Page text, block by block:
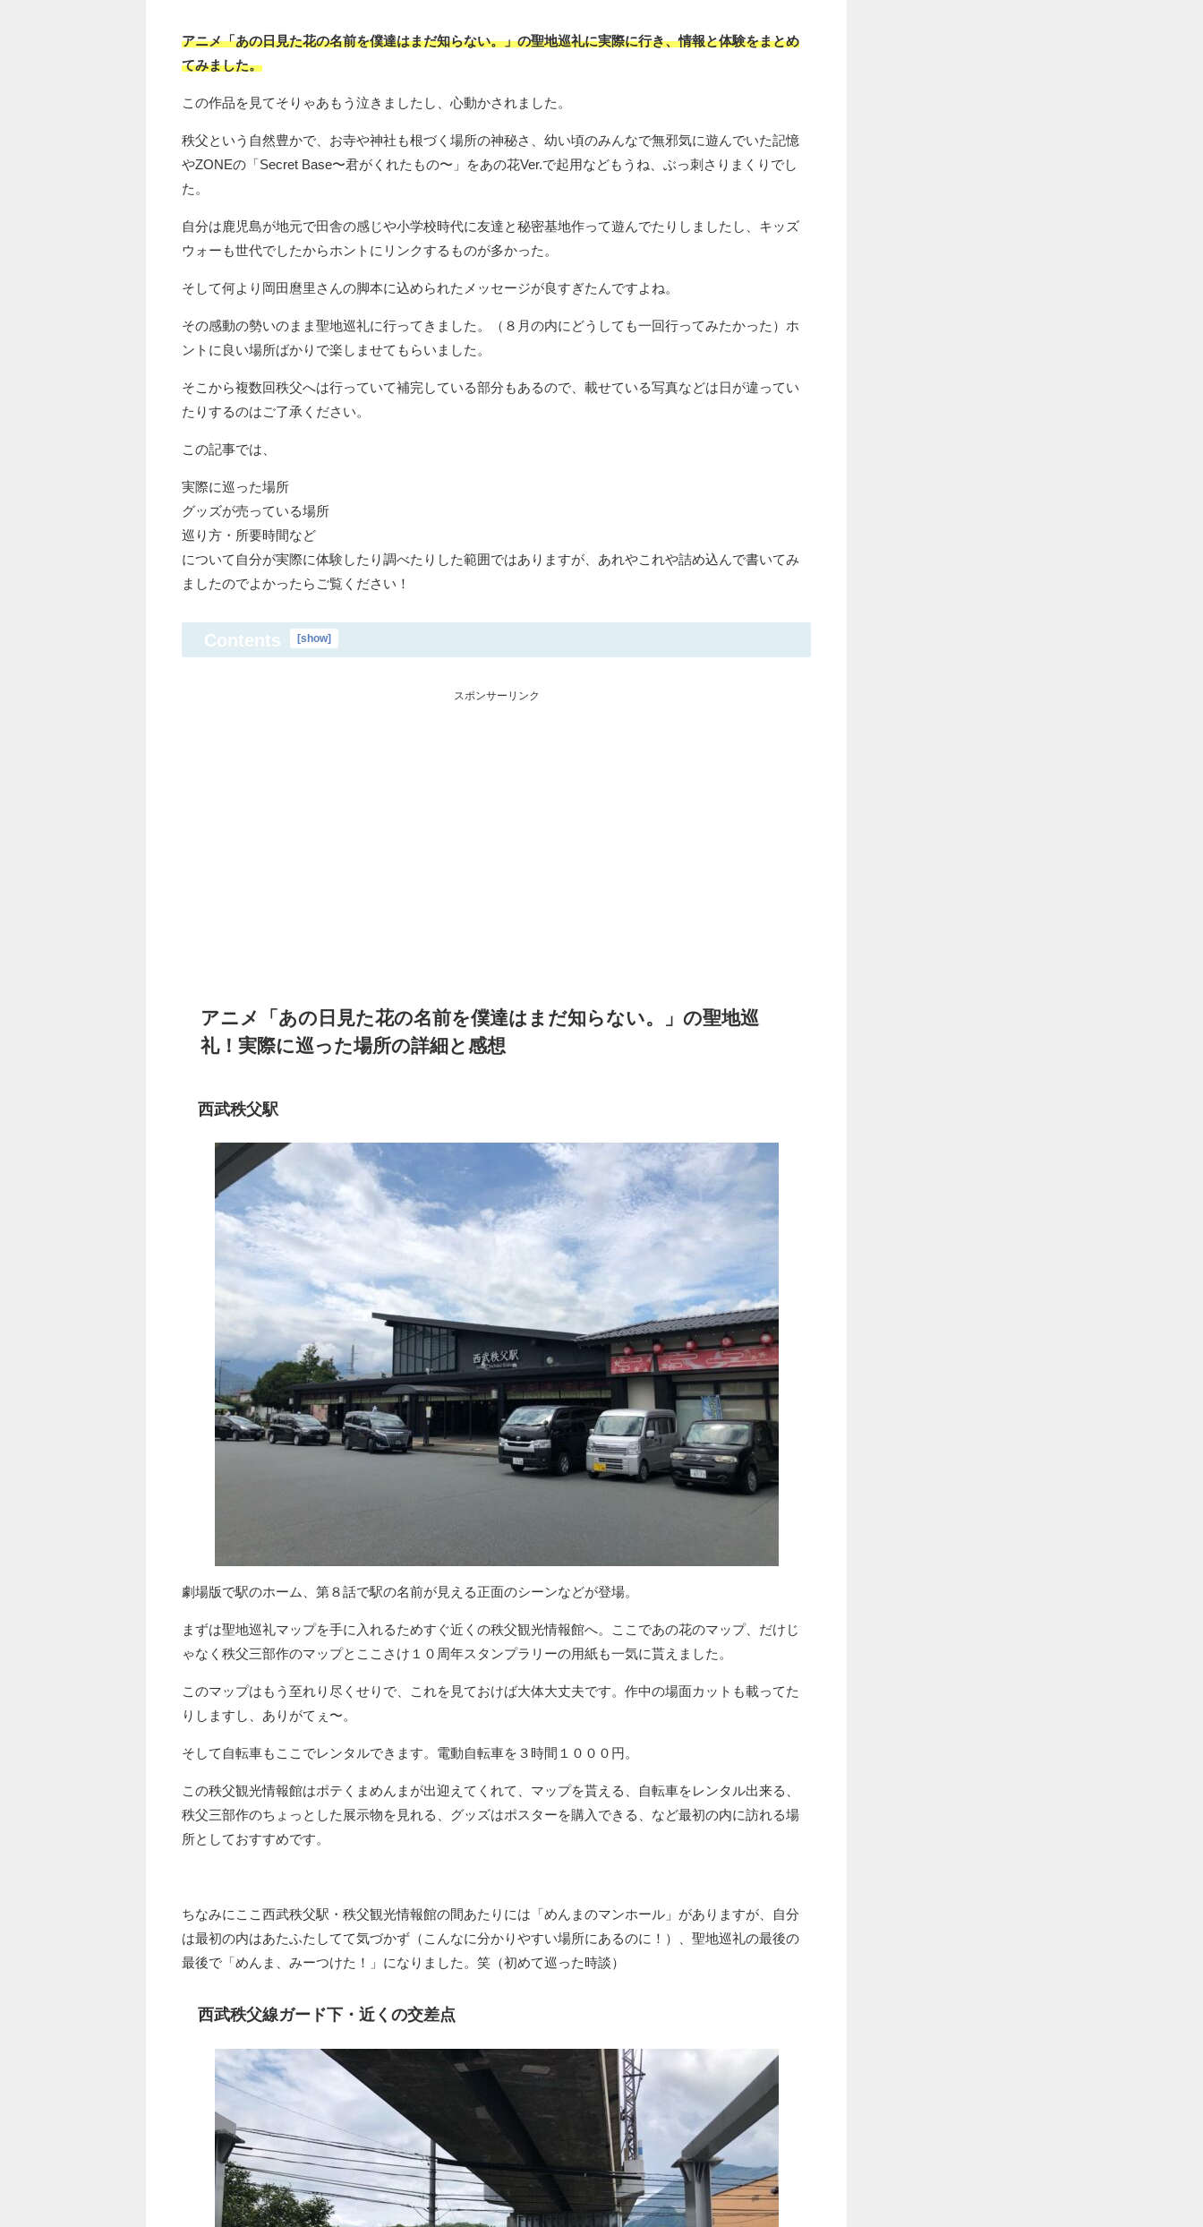
アニメ「あの日見た花の名前を僕達はまだ知らない。」の聖地巡礼に実際に行き、情報と体験をまとめ
てみました。
この作品を見てそりゃあもう泣きましたし、心動かされました。
秩父という自然豊かで、お寺や神社も根づく場所の神秘さ、幼い頃のみんなで無邪気に遊んでいた記憶
やZONEの「Secret Base〜君がくれたもの〜」をあの花Ver.で起用などもうね、ぶっ刺さりまくりでし
た。
自分は鹿児島が地元で田舎の感じや小学校時代に友達と秘密基地作って遊んでたりしましたし、キッズ
ウォーも世代でしたからホントにリンクするものが多かった。
そして何より岡田麿里さんの脚本に込められたメッセージが良すぎたんですよね。
その感動の勢いのまま聖地巡礼に行ってきました。（８月の内にどうしても一回行ってみたかった）ホ
ントに良い場所ばかりで楽しませてもらいました。
そこから複数回秩父へは行っていて補完している部分もあるので、載せている写真などは日が違ってい
たりするのはご了承ください。
この記事では、
実際に巡った場所
グッズが売っている場所
巡り方・所要時間など
について自分が実際に体験したり調べたりした範囲ではありますが、あれやこれや詰め込んで書いてみ
ましたのでよかったらご覧ください！
Contents show]
スポンサーリンク
アニメ「あの日見た花の名前を僕達はまだ知らない。」の聖地巡
礼！実際に巡った場所の詳細と感想
西武秩父駅
劇場版で駅のホーム、第８話で駅の名前が見える正面のシーンなどが登場。
まずは聖地巡礼マップを手に入れるためすぐ近くの秩父観光情報館へ。ここであの花のマップ、だけじ
ゃなく秩父三部作のマップとここさけ１０周年スタンプラリーの用紙も一気に貰えました。
このマップはもう至れり尽くせりで、これを見ておけば大体大丈夫です。作中の場面カットも載ってた
りしますし、ありがてぇ〜。
そして自転車もここでレンタルできます。電動自転車を３時間１０００円。
この秩父観光情報館はポテくまめんまが出迎えてくれて、マップを貰える、自転車をレンタル出来る、
秩父三部作のちょっとした展示物を見れる、グッズはポスターを購入できる、など最初の内に訪れる場
所としておすすめです。
ちなみにここ西武秩父駅・秩父観光情報館の間あたりには「めんまのマンホール」がありますが、自分
は最初の内はあたふたしてて気づかず（こんなに分かりやすい場所にあるのに！）、聖地巡礼の最後の
最後で「めんま、みーつけた！」になりました。笑（初めて巡った時談）
西武秩父線ガード下・近くの交差点